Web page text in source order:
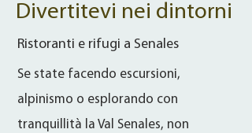
Divertitevi nei dintorni
Ristoranti e rifugi a Senales
Se state facendo escursioni,
alpinismo o esplorando con
tranquillità la Val Senales, non